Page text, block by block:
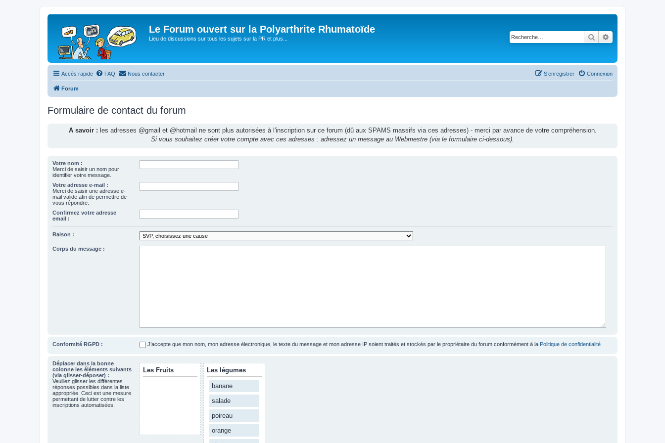
Le Forum ouvert sur la Polyarthrite Rhumatoïde
Lieu de discussions sur tous les sujets sur la PR et plus... Rechercher
Accès rapide FAQ Nous contacter Connexion
S’enregistrer
Forum
Formulaire de contact du forum
A savoir : les adresses @gmail et @hotmail ne sont plus autorisées à l'inscription sur ce forum (dû aux SPAMS massifs via ces adresses) - merci par avance de votre compréhension.
Si vous souhaitez créer votre compte avec ces adresses : adressez un message au Webmestre (via le formulaire ci-dessous).
Votre nom :
Merci de saisir un nom pour
identifier votre message.
Votre adresse e-mail :
Merci de saisir une adresse e-
mail valide afin de permettre de
vous répondre.
Confirmez votre adresse
email :
Raison :
Corps du message :
Conformité RGPD : J’accepte que mon nom, mon adresse électronique, le texte du message et mon adresse IP soient traités et stockés par le propriétaire du forum conformément à la Politique de confidentialité
Déplacer dans la bonne
colonne les éléments suivants
(via glisser-déposer) :
Veuillez glisser les différentes
réponses possibles dans la liste
appropriée. Ceci est une mesure
permettant de lutter contre les
inscriptions automatisées.
Les Fruits Les légumes
banane
salade
poireau
orange